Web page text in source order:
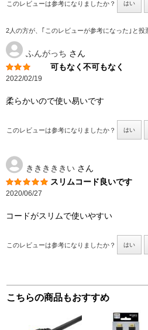
このレビューは参考になりましたか？ はい
2人の方が、｢このレビューが参考になった｣と投
ふんがっち さん
可もなく不可もなく
2022/02/19
柔らかいので使い易いです
このレビューは参考になりましたか？ はい
きききききい さん
スリムコード良いです
2020/06/27
コードがスリムで使いやすい
このレビューは参考になりましたか？ はい
こちらの商品もおすすめ